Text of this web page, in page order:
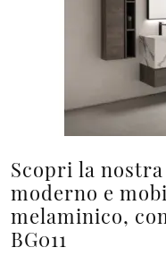
Scopri la
moderno e
melaminico,
BG011